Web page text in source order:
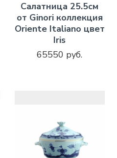
Салатница 25.5см
от Ginori коллекция
Oriente Italiano цвет
Iris
65550 руб.